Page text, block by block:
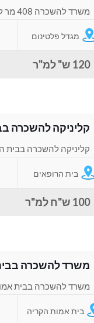
מגדל פלטינום
120 ש" למ"ר
קליניקה להשכרה
קליניקה להשכרה בבית
בית הרופאים
100 ש"ח למ"ר
משרד להשכרה
משרד להשכרה בבית
בית אמות הקריה